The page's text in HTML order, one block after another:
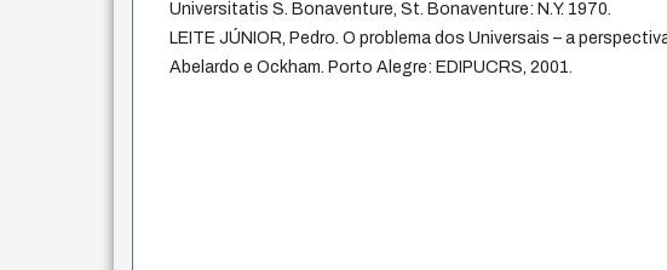
Universitatis S. Bonaventure, St. Bonaventure: N.Y. 1970.
LEITE JÚNIOR, Pedro. O problema dos Universais – a
Abelardo e Ockham. Porto Alegre: EDIPUCRS, 2001.